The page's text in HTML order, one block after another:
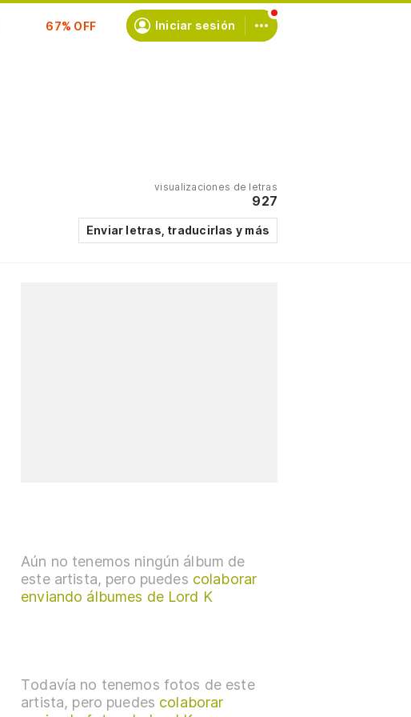
Suscríbete Iniciar sesión
visualizaciones de letras
927
Enviar letras, traducirlas y más
Aún no tenemos ningún álbum de
este artista, pero puedes colaborar
enviando álbumes de Lord K
Todavía no tenemos fotos de este
artista, pero puedes colaborar